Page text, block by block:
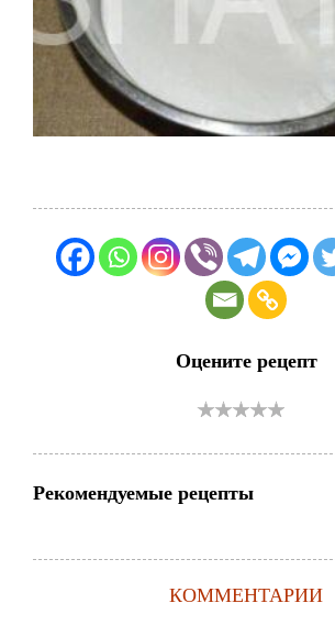
Оцените рецепт
Рекомендуемые рецепты
КОММЕНТАРИИ